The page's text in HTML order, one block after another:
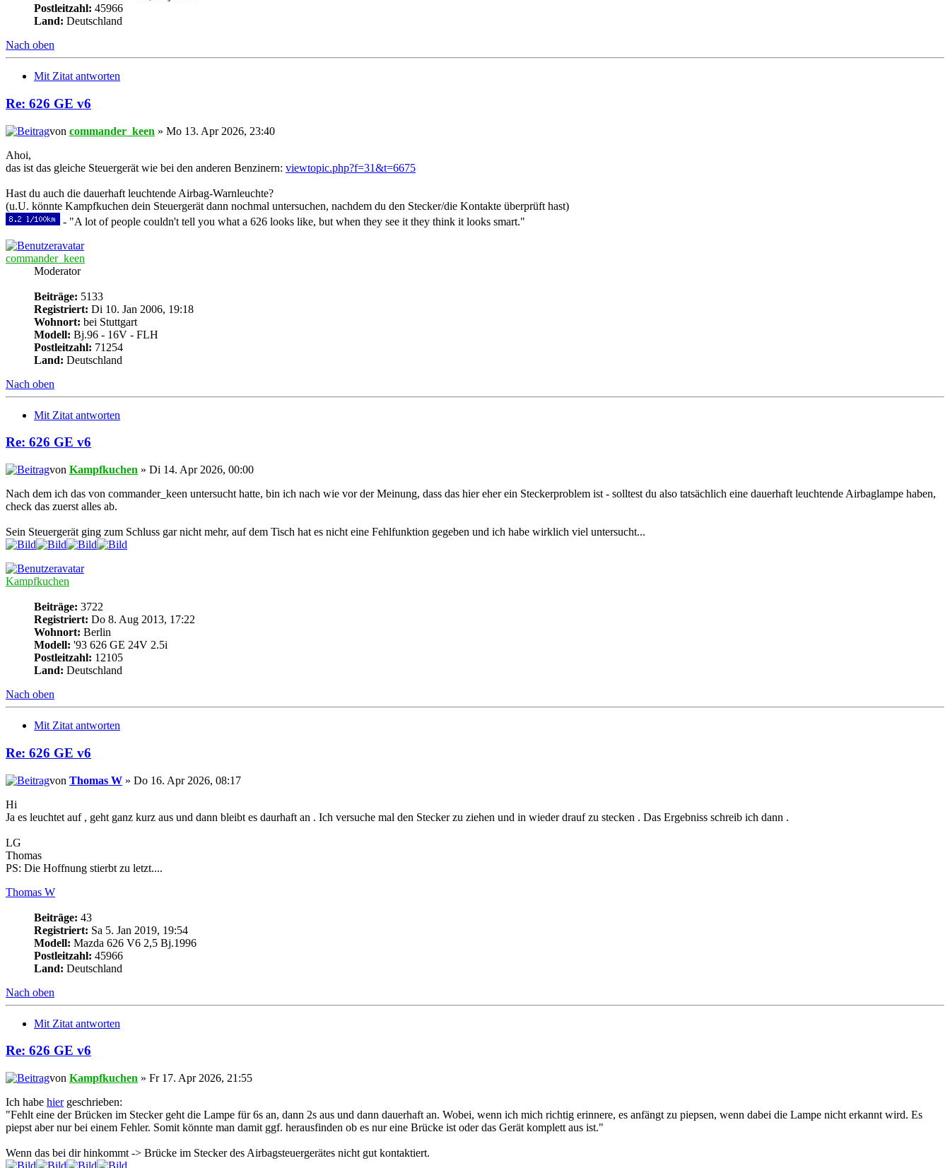
Postleitzahl: 45966
Land: Deutschland
Nach oben
Mit Zitat antworten
Re: 626 GE v6
von commander_keen » Mo 13. Apr 2026, 23:40
Ahoi,
das ist das gleiche Steuergerät wie bei den anderen Benzinern: viewtopic.php?f=31&t=6675
Hast du auch die dauerhaft leuchtende Airbag-Warnleuchte?
(u.U. könnte Kampfkuchen dein Steuergerät dann nochmal untersuchen, nachdem du den Stecker/die Kontakte überprüft hast)
- "A lot of people couldn't tell you what a 626 looks like, but when they see it they think it looks smart."
commander_keen
Moderator
Beiträge: 5133
Registriert: Di 10. Jan 2006, 19:18
Wohnort: bei Stuttgart
Modell: Bj.96 - 16V - FLH
Postleitzahl: 71254
Land: Deutschland
Nach oben
Mit Zitat antworten
Re: 626 GE v6
von Kampfkuchen » Di 14. Apr 2026, 00:00
Nach dem ich das von commander_keen untersucht hatte, bin ich nach wie vor der Meinung, dass das hier eher ein Steckerproblem ist - solltest du also tatsächlich eine dauerhaft leuchtende Airbaglampe haben,
check das zuerst alles ab.
Sein Steuergerät ging zum Schluss gar nicht mehr, auf dem Tisch hat es nicht eine Fehlfunktion gegeben und ich habe wirklich viel untersucht...
Kampfkuchen
Beiträge: 3722
Registriert: Do 8. Aug 2013, 17:22
Wohnort: Berlin
Modell: '93 626 GE 24V 2.5i
Postleitzahl: 12105
Land: Deutschland
Nach oben
Mit Zitat antworten
Re: 626 GE v6
von Thomas W » Do 16. Apr 2026, 08:17
Hi
Ja es leuchtet auf , geht ganz kurz aus und dann bleibt es daurhaft an . Ich versuche mal den Stecker zu ziehen und in wieder drauf zu stecken . Das Ergebniss schreib ich dann .
LG
Thomas
PS: Die Hoffnung stierbt zu letzt....
Thomas W
Beiträge: 43
Registriert: Sa 5. Jan 2019, 19:54
Modell: Mazda 626 V6 2,5 Bj.1996
Postleitzahl: 45966
Land: Deutschland
Nach oben
Mit Zitat antworten
Re: 626 GE v6
von Kampfkuchen » Fr 17. Apr 2026, 21:55
Ich habe hiergeschrieben:
"Fehlt eine der Brücken im Stecker geht die Lampe für 6s an, dann 2s aus und dann dauerhaft an. Wobei, wenn ich mich richtig erinnere, es anfängt zu piepsen, wenn dabei die Lampe nicht erkannt wird. Es
piepst aber nur bei einem Fehler. Somit könnte man damit ggf. herausfinden ob es nur eine Brücke ist oder das Gerät komplett aus ist."
Wenn das bei dir hinkommt -> Brücke im Stecker des Airbagsteuergerätes nicht gut kontaktiert.